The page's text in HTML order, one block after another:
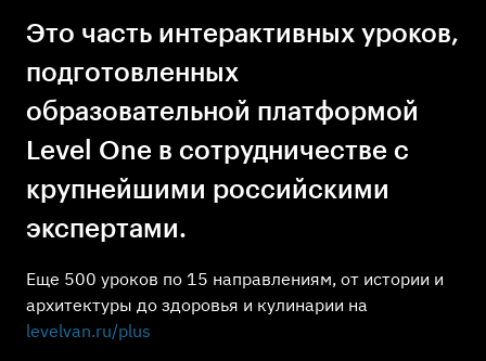
Это часть интерактивных уроков,
подготовленных
образовательной платформой
Level One в сотрудничестве с
крупнейшими российскими
экспертами.
Еще 500 уроков по 15 направлениям, от истории и
архитектуры до здоровья и кулинарии на
levelvan.ru/plus